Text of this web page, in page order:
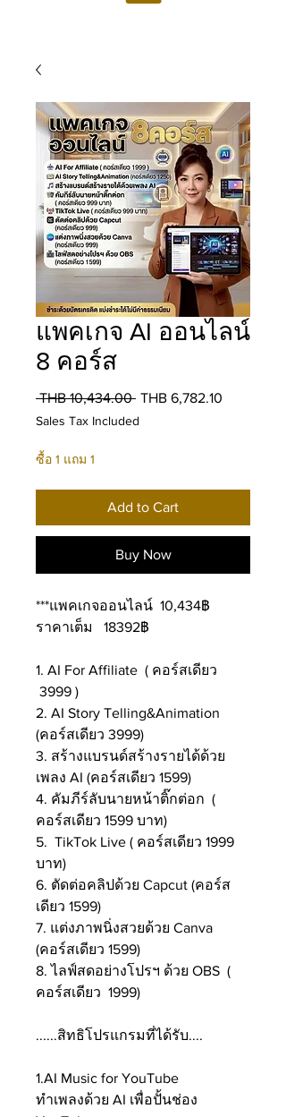
แพคเกจ AI ออนไลน์
8 คอร์ส
THB 10,434.00 Regular
THB 6,782.10
Sales Tax Included
ซื้อ 1 แถม 1
Add to Cart
Buy Now
***แพคเกจออนไลน์ 10,434฿
ราคาเต็ม 18392฿
1. AI For Affiliate ( คอร์สเดียว
3999 )
2. AI Story Telling&Animation
(คอร์สเดียว 3999)
3. สร้างแบรนด์สร้างรายได้ด้วย
เพลง AI (คอร์สเดียว 1599)
4. คัมภีร์ลับนายหน้าติ๊กต่อก (
คอร์สเดียว 1599 บาท)
5. TikTok Live ( คอร์สเดียว 1999
บาท)
6. ตัดต่อคลิปด้วย Capcut (คอร์ส
เดียว 1599)
7. แต่งภาพนิ่งสวยด้วย Canva
(คอร์สเดียว 1599)
8. ไลฟ์สดอย่างโปรฯ ด้วย OBS (
คอร์สเดียว 1999)
......สิทธิโปรแกรมที่ได้รับ....
1.AI Music for YouTube
ทำเพลงด้วย AI เพื่อปั้นช่อง